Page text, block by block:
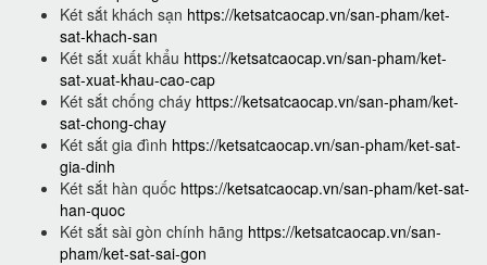
Két sắt khách sạn https://ketsatcaocap.vn/san-pham/ket-
sat-khach-san
Két sắt xuất khẩu https://ketsatcaocap.vn/san-pham/ket-
sat-xuat-khau-cao-cap
Két sắt chống cháy https://ketsatcaocap.vn/san-pham/ket-
sat-chong-chay
Két sắt gia đình https://ketsatcaocap.vn/san-pham/ket-sat-
gia-dinh
Két sắt hàn quốc https://ketsatcaocap.vn/san-pham/ket-sat-
han-quoc
Két sắt sài gòn chính hãng https://ketsatcaocap.vn/san-
pham/ket-sat-sai-gon